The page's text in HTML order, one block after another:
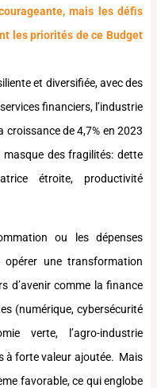
mais les défis
les priorités de ce Budget
et diversifiée, avec des
financiers, l’industrie
de 4,7% en 2023
des fragilités: dette
étroite, productivité
ou les dépenses
une transformation
d’avenir comme la finance
(numérique, cybersécurité
verte, l’agro-industrie
à forte valeur ajoutée. Mais
favorable, ce qui englobe